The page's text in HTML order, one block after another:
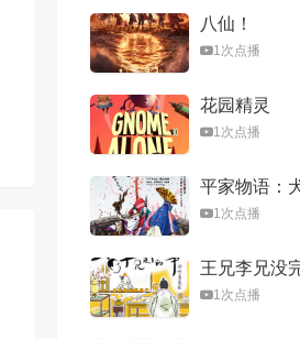
八仙！
1次点播
花园精灵
1次点播
平家物语：
1次点播
王兄李兄没
的故事
1次点播